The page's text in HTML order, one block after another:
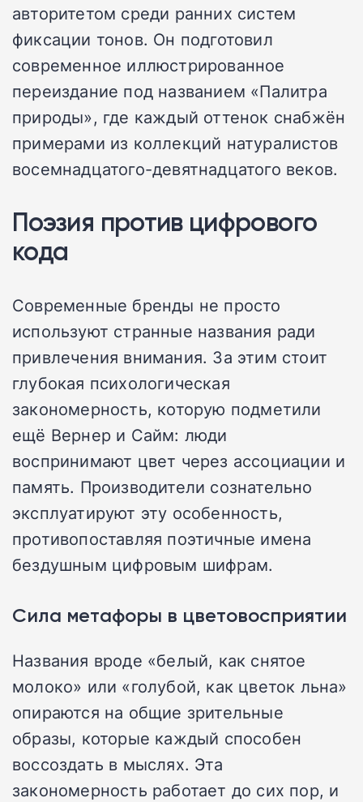
авторитетом среди ранних систем
фиксации тонов. Он подготовил
современное иллюстрированное
переиздание под названием «Палитра
природы», где каждый оттенок снабжён
примерами из коллекций натуралистов
восемнадцатого-девятнадцатого веков.
Поэзия против цифрового
кода
Современные бренды не просто
используют странные названия ради
привлечения внимания. За этим стоит
глубокая психологическая
закономерность, которую подметили
ещё Вернер и Сайм: люди
воспринимают цвет через ассоциации и
память. Производители сознательно
эксплуатируют эту особенность,
противопоставляя поэтичные имена
бездушным цифровым шифрам.
Сила метафоры в цветовосприятии
Названия вроде «белый, как снятое
молоко» или «голубой, как цветок льна»
опираются на общие зрительные
образы, которые каждый способен
воссоздать в мыслях. Эта
закономерность работает до сих пор, и